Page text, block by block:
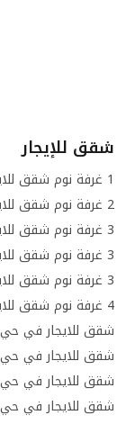
شقق للإيجار
شقق للايجار في حي
شقق للايجار في حي
شقق للايجار في حي
شقق للايجار في حي